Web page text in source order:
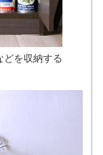
どを収納する